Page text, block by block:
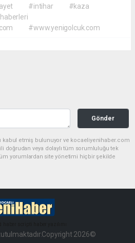
#intihar
#kaza
#www.yenigolcuk.com
Gönder
kabul etmiş bulunuyor ve kocaeliyenihaber.com
doğrudan veya dolaylı tüm sorumluluğu tek
yorumlardan site yönetimi hiçbir şekilde
2026©